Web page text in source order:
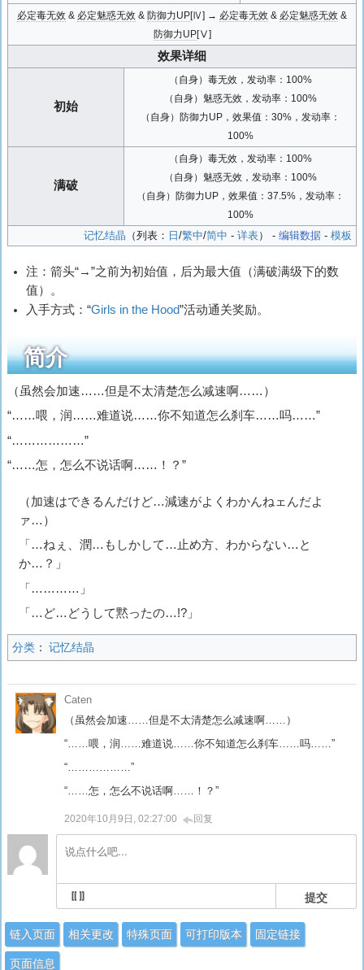
必定毒无效 & 必定魅惑无效 & 防御力UP[Ⅳ] → 必定毒无效 & 必定魅惑无效 &
防御力UP[Ⅴ]
效果详细
初始
（自身）毒无效，发动率：100%
（自身）魅惑无效，发动率：100%
（自身）防御力UP，效果值：30%，发动率：
100%
满破
（自身）毒无效，发动率：100%
（自身）魅惑无效，发动率：100%
（自身）防御力UP，效果值：37.5%，发动率：
100%
记忆结晶 （列表： 日 /繁中/简中 - 详表） - 编辑数据- 模板
注：箭头“→”之前为初始值，后为最大值（满破满级下的数
值）。
入手方式：“Girls in the Hood”活动通关奖励。
简介
（虽然会加速……但是不太清楚怎么减速啊……）
“……喂，润……难道说……你不知道怎么刹车……吗……”
“………………”
“……怎，怎么不说话啊……！？”
（加速はできるんだけど…減速がよくわかんねェんだよ
ァ…）
「…ねぇ、潤…もしかして…止め方、わからない…と
か…？」
「…………」
「…ど…どうして黙ったの…!?」
分类： 记忆结晶
Caten
（虽然会加速……但是不太清楚怎么减速啊……）
“……喂，润……难道说……你不知道怎么刹车……吗……”
“………………”
“……怎，怎么不说话啊……！？”
2020年10月9日, 02:27:00 回复
提交
链入页面 相关更改 特殊页面 可打印版本 固定链接
页面信息